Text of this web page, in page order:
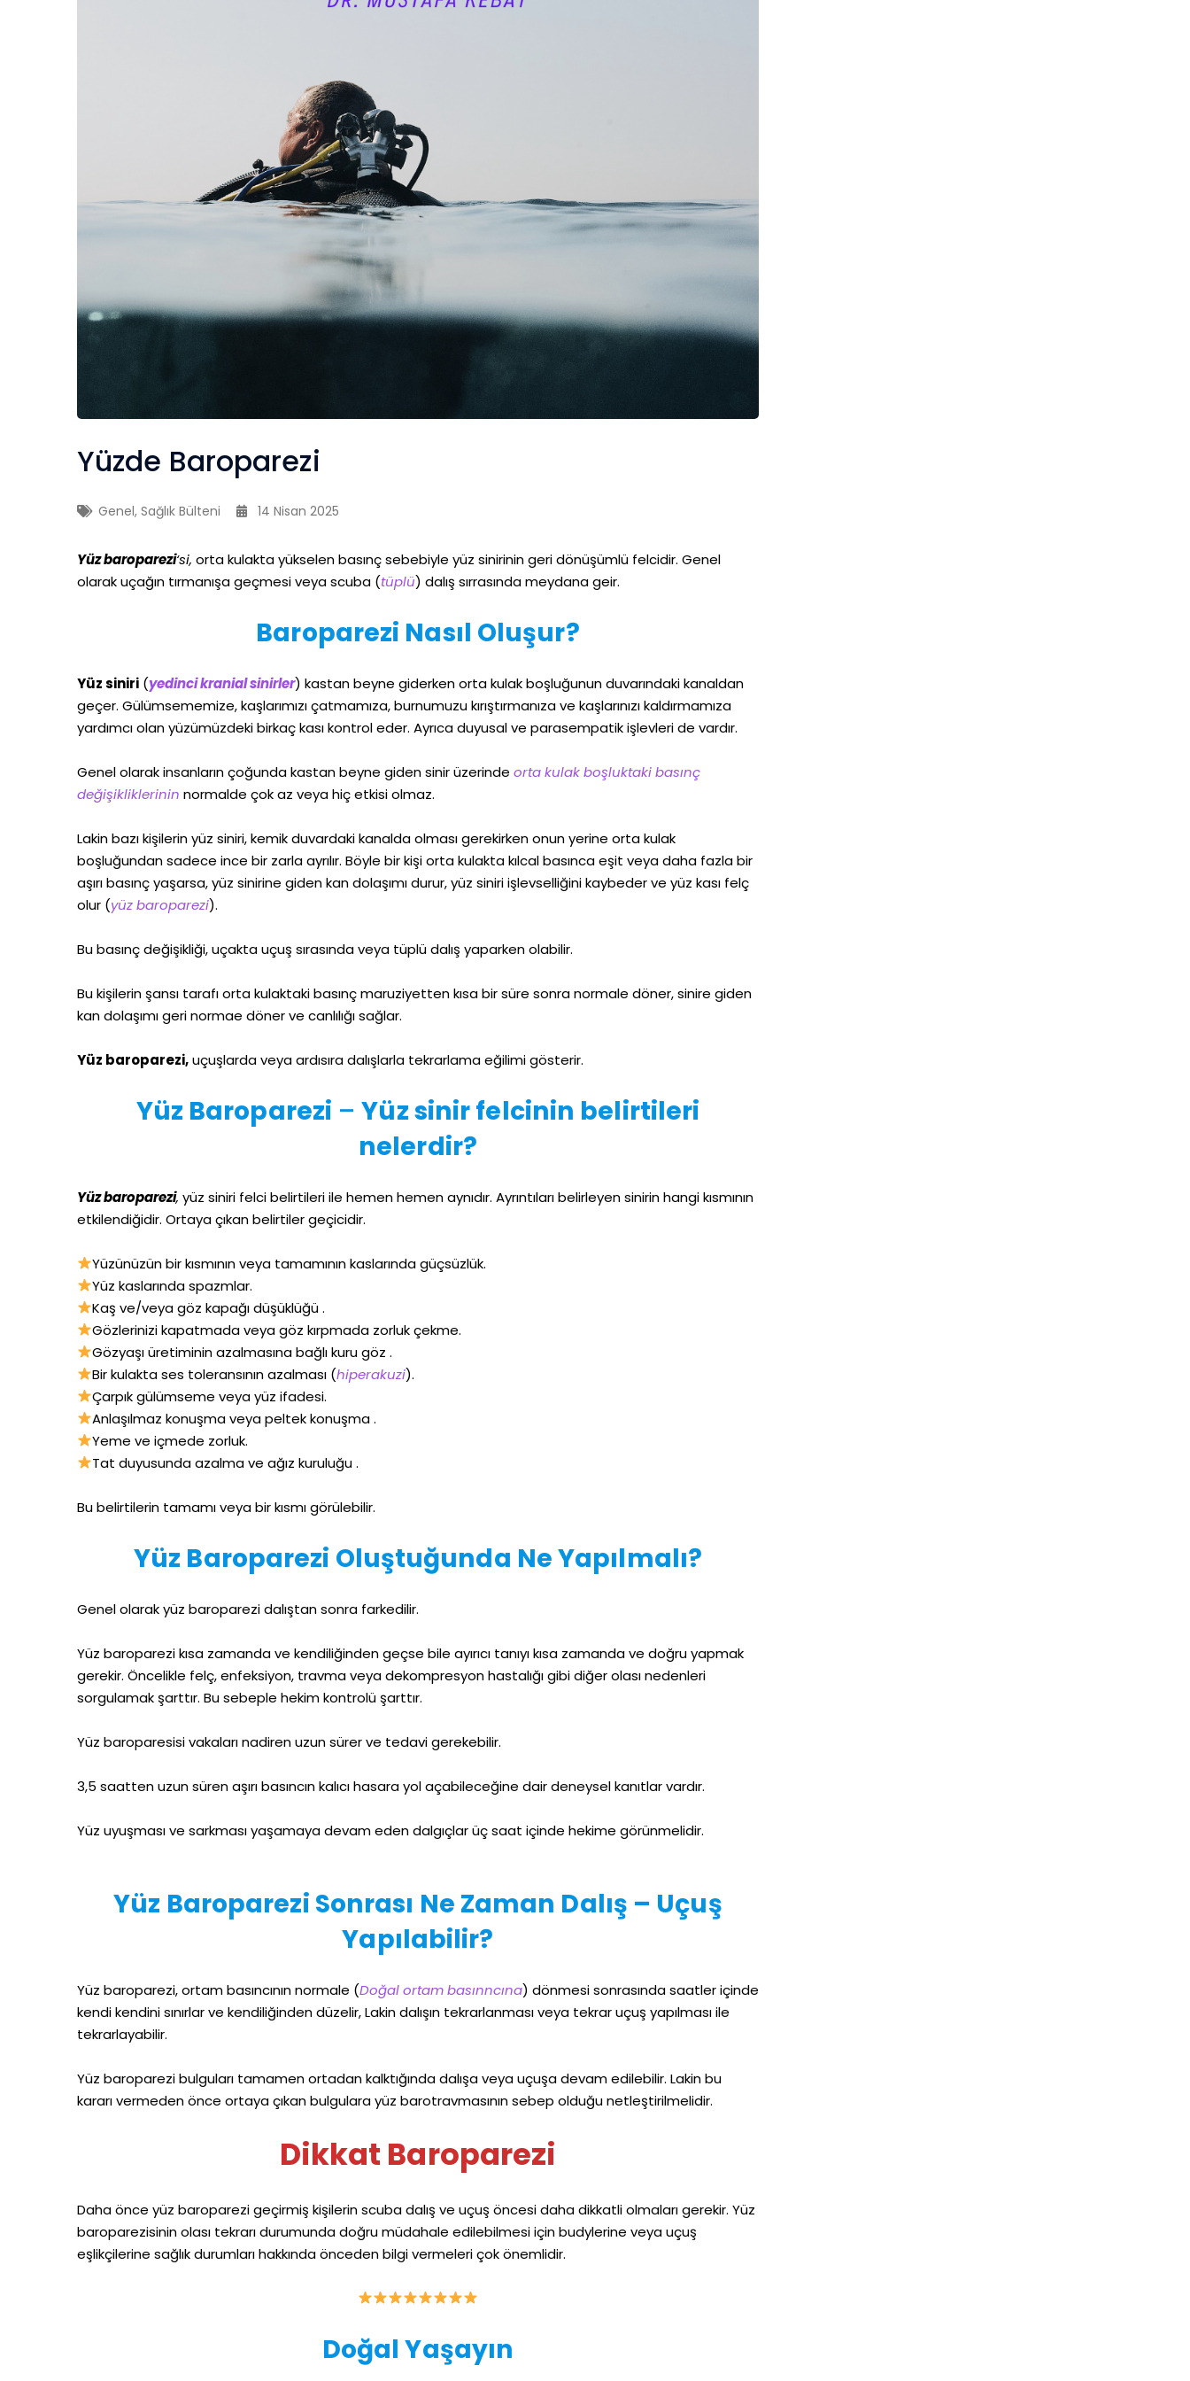
Yüzde Baroparezi
Genel, Sağlık Bülteni 14 Nisan 2025
Yüz baroparezi‘si, orta kulakta yükselen basınç sebebiyle yüz sinirinin geri dönüşümlü felcidir. Genel
olarak uçağın tırmanışa geçmesi veya scuba (tüplü) dalış sırrasında meydana geir.
Baroparezi Nasıl Oluşur?
Yüz siniri (yedinci kranial sinirler) kastan beyne giderken orta kulak boşluğunun duvarındaki kanaldan
geçer. Gülümsememize, kaşlarımızı çatmamıza, burnumuzu kırıştırmanıza ve kaşlarınızı kaldırmamıza
yardımcı olan yüzümüzdeki birkaç kası kontrol eder. Ayrıca duyusal ve parasempatik işlevleri de vardır.
Genel olarak insanların çoğunda kastan beyne giden sinir üzerinde orta kulak boşluktaki basınç
değişikliklerinin normalde çok az veya hiç etkisi olmaz.
Lakin bazı kişilerin yüz siniri, kemik duvardaki kanalda olması gerekirken onun yerine orta kulak
boşluğundan sadece ince bir zarla ayrılır. Böyle bir kişi orta kulakta kılcal basınca eşit veya daha fazla bir
aşırı basınç yaşarsa, yüz sinirine giden kan dolaşımı durur, yüz siniri işlevselliğini kaybeder ve yüz kası felç
olur (yüz baroparezi).
Bu basınç değişikliği, uçakta uçuş sırasında veya tüplü dalış yaparken olabilir.
Bu kişilerin şansı tarafı orta kulaktaki basınç maruziyetten kısa bir süre sonra normale döner, sinire giden
kan dolaşımı geri normae döner ve canlılığı sağlar.
Yüz baroparezi,uçuşlarda veya ardısıra dalışlarla tekrarlama eğilimi gösterir.
Yüz Baroparezi –Yüz sinir felcinin belirtileri
nelerdir?
Yüz baroparezi, yüz siniri felci belirtileri ile hemen hemen aynıdır. Ayrıntıları belirleyen sinirin hangi kısmının
etkilendiğidir. Ortaya çıkan belirtiler geçicidir.
Yüzünüzün bir kısmının veya tamamının kaslarında güçsüzlük.
Yüz kaslarında spazmlar.
Kaş ve/veya göz kapağı düşüklüğü .
Gözlerinizi kapatmada veya göz kırpmada zorluk çekme.
Gözyaşı üretiminin azalmasına bağlı kuru göz .
Bir kulakta ses toleransının azalması (hiperakuzi).
Çarpık gülümseme veya yüz ifadesi.
Anlaşılmaz konuşma veya peltek konuşma .
Yeme ve içmede zorluk.
Tat duyusunda azalma ve ağız kuruluğu .
Bu belirtilerin tamamı veya bir kısmı görülebilir.
Yüz Baroparezi Oluştuğunda Ne Yapılmalı?
Genel olarak yüz baroparezi dalıştan sonra farkedilir.
Yüz baroparezi kısa zamanda ve kendiliğinden geçse bile ayırıcı tanıyı kısa zamanda ve doğru yapmak
gerekir. Öncelikle felç, enfeksiyon, travma veya dekompresyon hastalığı gibi diğer olası nedenleri
sorgulamak şarttır. Bu sebeple hekim kontrolü şarttır.
Yüz baroparesisi vakaları nadiren uzun sürer ve tedavi gerekebilir.
3,5 saatten uzun süren aşırı basıncın kalıcı hasara yol açabileceğine dair deneysel kanıtlar vardır.
Yüz uyuşması ve sarkması yaşamaya devam eden dalgıçlar üç saat içinde hekime görünmelidir.
Yüz Baroparezi Sonrası Ne Zaman Dalış – Uçuş
Yapılabilir?
Yüz baroparezi, ortam basıncının normale (Doğal ortam basınncına) dönmesi sonrasında saatler içinde
kendi kendini sınırlar ve kendiliğinden düzelir, Lakin dalışın tekrarlanması veya tekrar uçuş yapılması ile
tekrarlayabilir.
Yüz baroparezi bulguları tamamen ortadan kalktığında dalışa veya uçuşa devam edilebilir. Lakin bu
kararı vermeden önce ortaya çıkan bulgulara yüz barotravmasının sebep olduğu netleştirilmelidir.
Dikkat Baroparezi
Daha önce yüz baroparezi geçirmiş kişilerin scuba dalış ve uçuş öncesi daha dikkatli olmaları gerekir. Yüz
baroparezisinin olası tekrarı durumunda doğru müdahale edilebilmesi için budylerine veya uçuş
eşlikçilerine sağlık durumları hakkında önceden bilgi vermeleri çok önemlidir.
Doğal Yaşayın